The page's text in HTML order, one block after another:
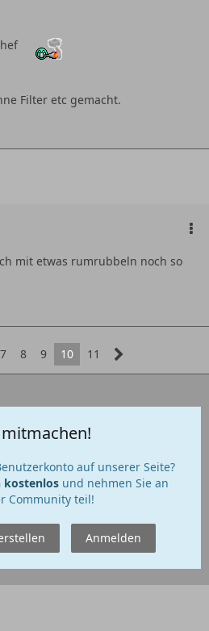
Filter etc gemacht.
mit etwas rumrubbeln noch so
7 8 9 10 11
mitmachen!
auf unserer Seite?
kostenlosund nehmen Sie an
Community teil!
Anmelden